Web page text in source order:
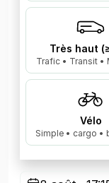
Très haut
Trafic • Transit •
Vélo
Simple • cargo •